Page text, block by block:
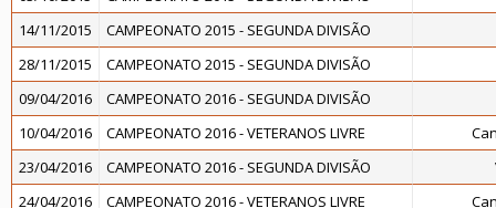
14/11/2015
CAMPEONATO 2015 - SEGUNDA DIVISÃO
28/11/2015
CAMPEONATO 2015 - SEGUNDA DIVISÃO
09/04/2016
CAMPEONATO 2016 - SEGUNDA DIVISÃO
10/04/2016
CAMPEONATO 2016 - VETERANOS LIVRE
23/04/2016
CAMPEONATO 2016 - SEGUNDA DIVISÃO
24/04/2016
CAMPEONATO 2016 - VETERANOS LIVRE